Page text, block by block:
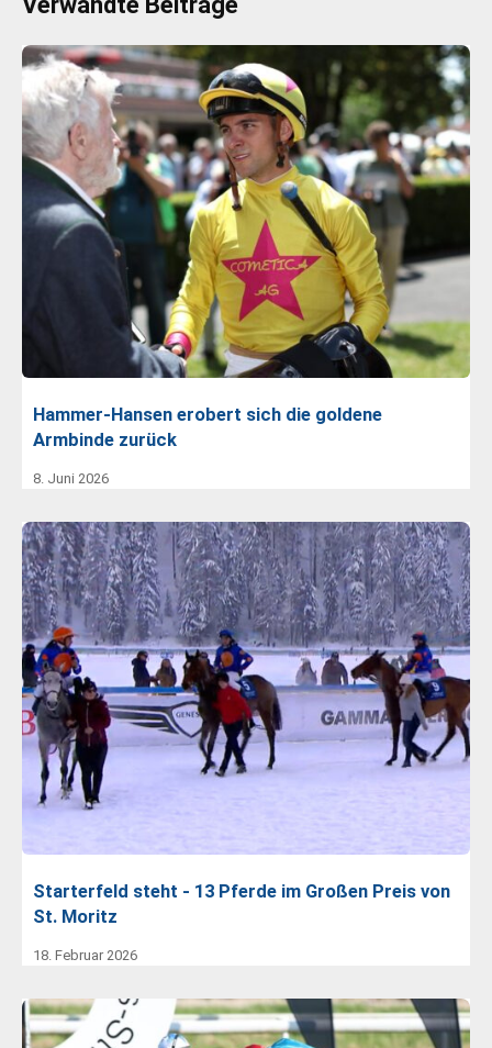
Hammer-Hansen erobert sich die goldene
Armbinde zurück
8. Juni 2026
Starterfeld steht - 13 Pferde im Großen Preis von
St. Moritz
18. Februar 2026